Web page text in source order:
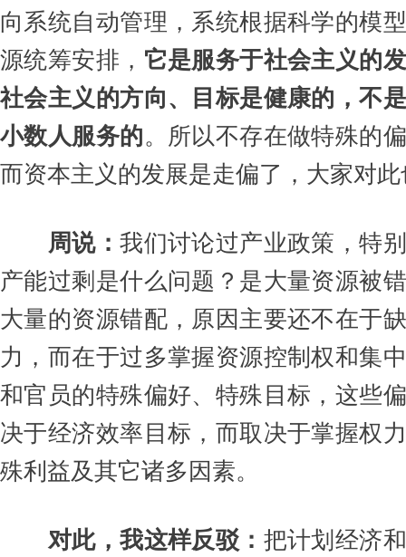
向系统自动管理，系统根据科学的模
源统筹安排， 它是服务于社会主义的
社会主义的方向、目标是健康的，不
小数人服务的。所以不存在做特殊的
而资本主义的发展是走偏了，大家对
周说：我们讨论过产业政策，特
产能过剩是什么问题？是大量资源被
大量的资源错配，原因主要还不在于
力，而在于过多掌握资源控制权和集
和官员的特殊偏好、特殊目标，这些
决于经济效率目标，而取决于掌握权
殊利益及其它诸多因素。
对此，我这样反驳： 把计划经济